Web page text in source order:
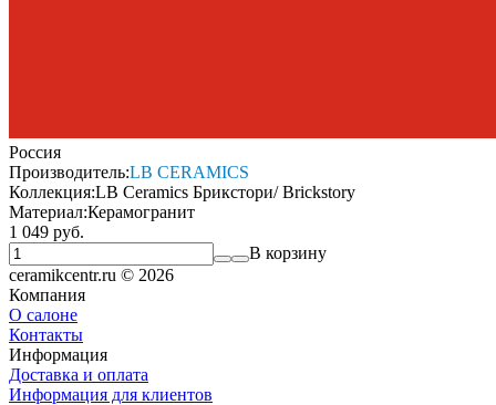
Россия
Производитель:LB CERAMICS
Коллекция:LB Ceramics Брикстори/ Brickstory
Материал:Керамогранит
1 049 руб.
В корзину
ceramikcentr.ru © 2026
Компания
О салоне
Контакты
Информация
Доставка и оплата
Информация для клиентов